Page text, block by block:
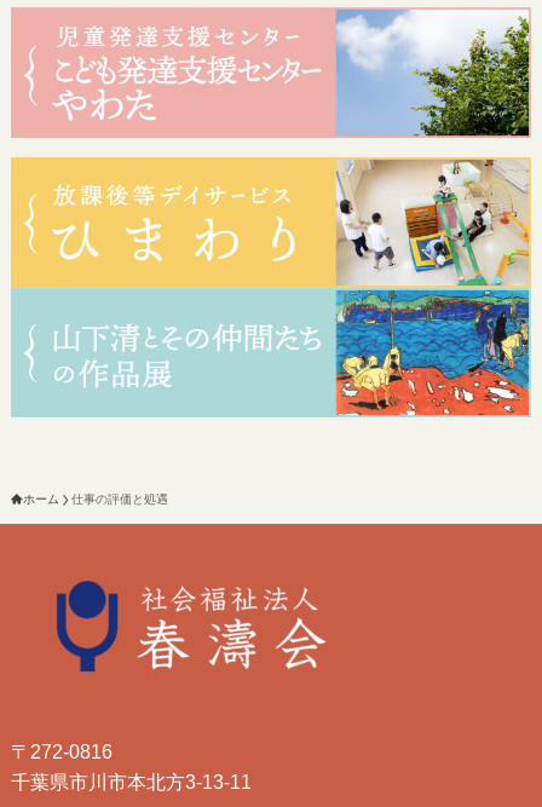
ホーム 仕事の評価と処遇
〒272-0816
千葉県市川市本北方3-13-11